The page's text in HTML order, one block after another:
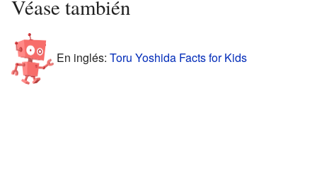
Véase también
En inglés: Toru Yoshida Facts for Kids